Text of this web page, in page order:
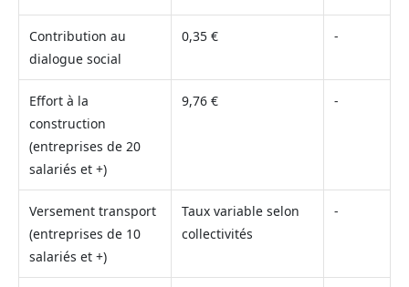
Contribution au
dialogue social
0,35 € -
Effort à la
construction
(entreprises de 20
salariés et +)
9,76 € -
Versement transport
(entreprises de 10
salariés et +)
Taux variable selon
collectivités
-